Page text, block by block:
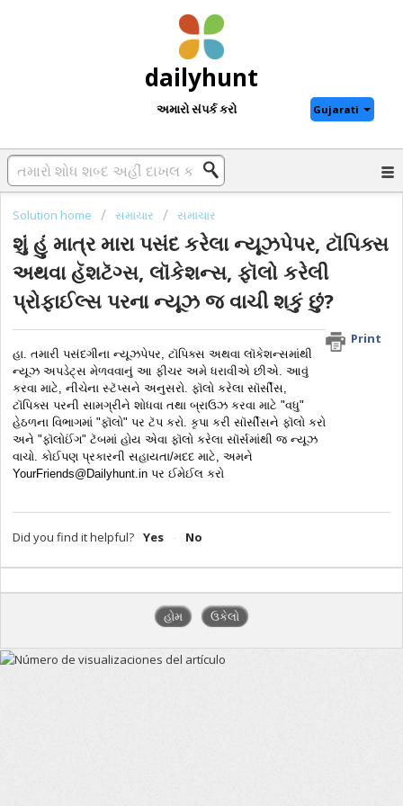
dailyhunt
અમારો સંપર્ક કરો Gujarati
Solution home સમાચાર સમાચાર
શું હું માત્ર મારા પસંદ કરેલા ન્યૂઝપેપર, ટૉપિક્સ
અથવા હૅશટૅગ્સ, લૉકેશન્સ, ફૉલો કરેલી
પ્રોફાઈલ્સ પરના ન્યૂઝ જ વાચી શકું છું?
Print
હા. તમારી પસંદગીના ન્યૂઝપેપર, ટૉપિક્સ અથવા લૉકેશન્સમાંથી
ન્યૂઝ અપડેટ્સ મેળવવાનું આ ફીચર અમે ધરાવીએ છીએ. આવું
કરવા માટે, નીચેના સ્ટૅપ્સને અનુસરો. ફૉલો કરેલા સૉર્સીસ,
ટૉપિક્સ પરની સામગ્રીને શોધવા તથા બ્રાઉઝ કરવા માટે "વધુ"
હેઠળના વિભાગમાં "ફૉલો" પર ટૅપ કરો. કૃપા કરી સૉર્સીસને ફૉલો કરો
અને "ફૉલોઈંગ" ટૅબમાં હોય એવા ફૉલો કરેલા સૉર્સમાંથી જ ન્યૂઝ
વાચો. કોઈપણ પ્રકારની સહાયતા/મદદ માટે, અમને
YourFriends@Dailyhunt.in પર ઈમેઈલ કરો
Did you find it helpful? Yes No
હોમ ઉકેલો